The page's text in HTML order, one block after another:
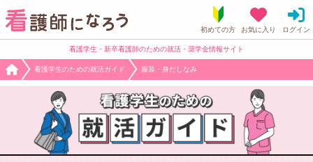
看護学生・新卒看護師のための就活・奨学金情報サイト
看護学生のための就活ガイド 服装・身だしなみ